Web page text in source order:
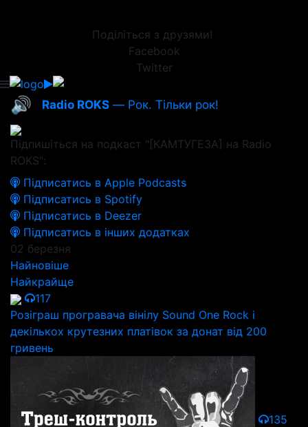
Поділіться з друзями!
Facebook
Twitter
🔊 Radio ROKS — Рок. Тільки рок!
Підпишіться на подкаст "[КАМТУГЕЗА] на Radio
ROKS":
Підписатись в Apple Podcasts
Підписатись в Spotify
Підписатись в Deezer
Підписатись в інших додатках
02 березня
Найновіше
Найкрайще
117
Розіграш програвача вінілу Sound One Rock і
декількох крутезних платівок за донат від 200
гривень
135